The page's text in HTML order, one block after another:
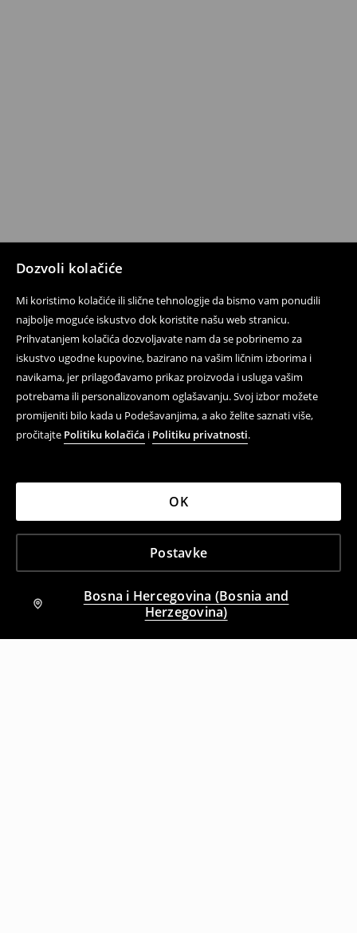
Dozvoli kolačiće
Mi koristimo kolačiće ili slične tehnologije da bismo vam ponudili
najbolje moguće iskustvo dok koristite našu web stranicu.
Prihvatanjem kolačića dozvoljavate nam da se pobrinemo za
iskustvo ugodne kupovine, bazirano na vašim ličnim izborima i
navikama, jer prilagođavamo prikaz proizvoda i usluga vašim
potrebama ili personalizovanom oglašavanju. Svoj izbor možete
promijeniti bilo kada u Podešavanjima, a ako želite saznati više,
pročitajte Politiku kolačića i Politiku privatnosti.
Postavke
OK
Bosna i Hercegovina (Bosnia and
Herzegovina)